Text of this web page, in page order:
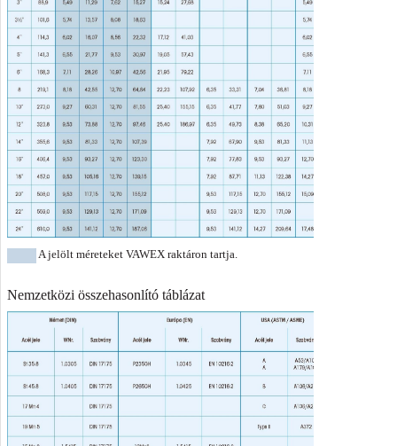
A jelölt méreteket VAWEX raktáron tartja.
Nemzetközi összehasonlító táblázat